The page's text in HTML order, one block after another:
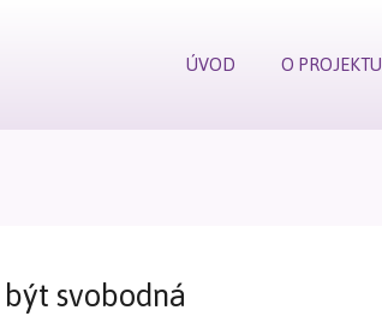
ÚVOD O PROJEKTU
svobodná